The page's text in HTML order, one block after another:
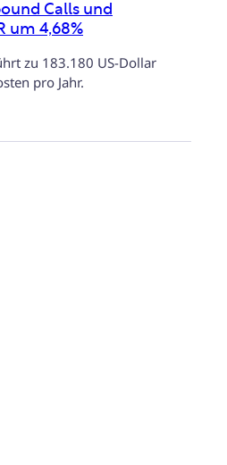
Calls und
um 4,68%
zu 183.180 US-Dollar
pro Jahr.